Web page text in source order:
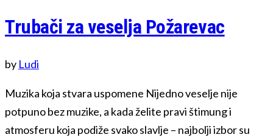
Trubači za veselja Požarevac
by Ludi
Muzika koja stvara uspomene Nijedno veselje nije
potpuno bez muzike, a kada želite pravi štimung i
atmosferu koja podiže svako slavlje – najbolji izbor su